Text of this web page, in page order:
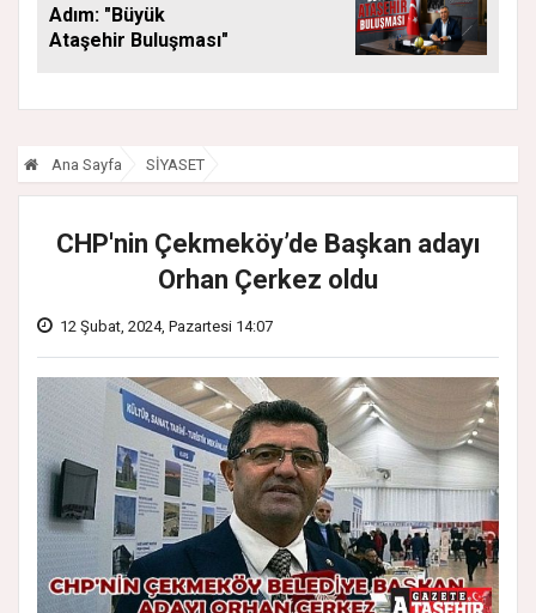
Adım: "Büyük
Ataşehir Buluşması"
Ana Sayfa SİYASET
CHP'nin Çekmeköy’de Başkan adayı
Orhan Çerkez oldu
12 Şubat, 2024, Pazartesi 14:07